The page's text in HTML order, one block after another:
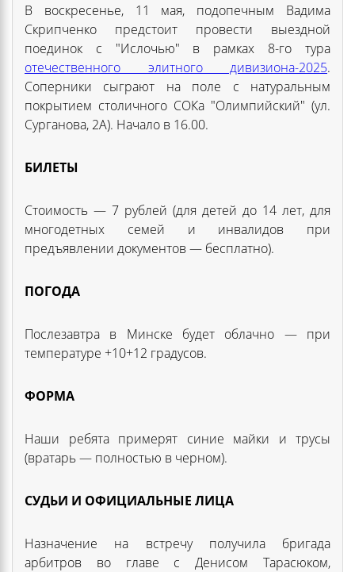
В воскресенье, 11 мая, подопечным Вадима
Скрипченко предстоит провести выездной
поединок с "Ислочью" в рамках 8-го тура
отечественного элитного дивизиона-2025.
Соперники сыграют на поле с натуральным
покрытием столичного СОКа "Олимпийский" (ул.
Сурганова, 2А). Начало в 16.00.
БИЛЕТЫ
Стоимость — 7 рублей (для детей до 14 лет, для
многодетных семей и инвалидов при
предъявлении документов — бесплатно).
ПОГОДА
Послезавтра в Минске будет облачно — при
температуре +10+12 градусов.
ФОРМА
Наши ребята примерят синие майки и трусы
(вратарь — полностью в черном).
СУДЬИ И ОФИЦИАЛЬНЫЕ ЛИЦА
Назначение на встречу получила бригада
арбитров во главе с Денисом Тарасюком,